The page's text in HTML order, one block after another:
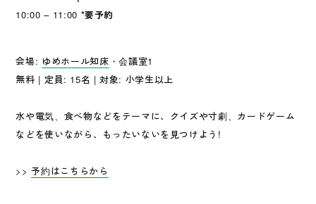
10:00 – 11:00 *要予約
会場: ゆめホール知床 ・会議室1
無料 | 定員: 15名 | 対象: 小学生以上
水や電気、食べ物などをテーマに、クイズや寸劇、カードゲーム
などを使いながら、もったいないを見つけよう!
>>予約はこちらから